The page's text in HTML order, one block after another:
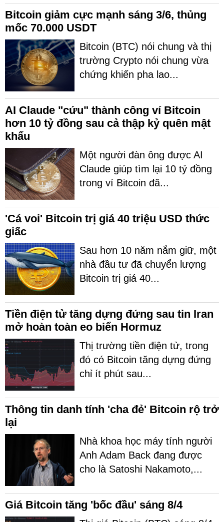
Bitcoin giảm cực mạnh sáng 3/6, thủng
mốc 70.000 USDT
Bitcoin (BTC) nói chung và thị
trường Crypto nói chung vừa
chứng khiến pha lao...
AI Claude "cứu" thành công ví Bitcoin
hơn 10 tỷ đồng sau cả thập kỷ quên mật
khẩu
Một người đàn ông được AI
Claude giúp tìm lại 10 tỷ đồng
trong ví Bitcoin đã...
'Cá voi' Bitcoin trị giá 40 triệu USD thức
giấc
Sau hơn 10 năm nắm giữ, một
nhà đầu tư đã chuyển lượng
Bitcoin trị giá 40...
Tiền điện tử tăng dựng đứng sau tin Iran
mở hoàn toàn eo biển Hormuz
Thị trường tiền điện tử, trong
đó có Bitcoin tăng dựng đứng
chỉ ít phút sau...
Thông tin danh tính 'cha đẻ' Bitcoin rộ trở
lại
Nhà khoa học máy tính người
Anh Adam Back đang được
cho là Satoshi Nakamoto,...
Giá Bitcoin tăng 'bốc đầu' sáng 8/4